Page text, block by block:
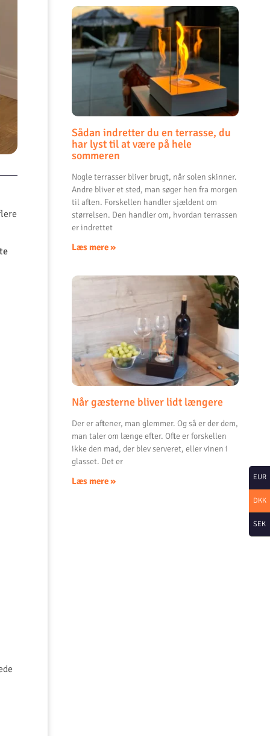
Sådan indretter du en terrasse, du
har lyst til at være på hele
sommeren
Nogle terrasser bliver brugt, når solen skinner.
Andre bliver et sted, man søger hen fra morgen
til aften. Forskellen handler sjældent om
størrelsen. Den handler om, hvordan terrassen
er indrettet
Læs mere »
Når gæsterne bliver lidt længere
Der er aftener, man glemmer. Og så er der dem,
man taler om længe efter. Ofte er forskellen
ikke den mad, der blev serveret, eller vinen i
glasset. Det er
Læs mere » EUR
DKK
SEK